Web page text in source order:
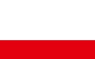
springen